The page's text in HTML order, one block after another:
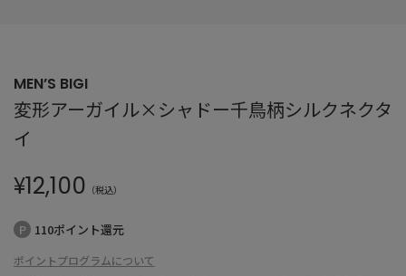
MEN’S BIGI
変形アーガイル×シャドー千鳥柄シルクネクタ
イ
¥12,100 （税込）
110ポイント還元
ポイントプログラムについて